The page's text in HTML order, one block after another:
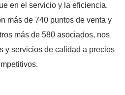
en el servicio y la eficiencia.
más de 740 puntos de venta y
más de 580 asociados, nos
y servicios de calidad a precios